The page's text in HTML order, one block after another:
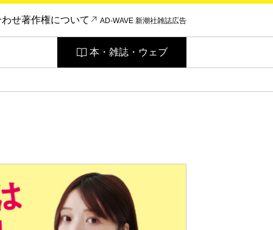
わせ著作権について AD-WAVE 新潮社雑誌広告
本・雑誌・ウェブ